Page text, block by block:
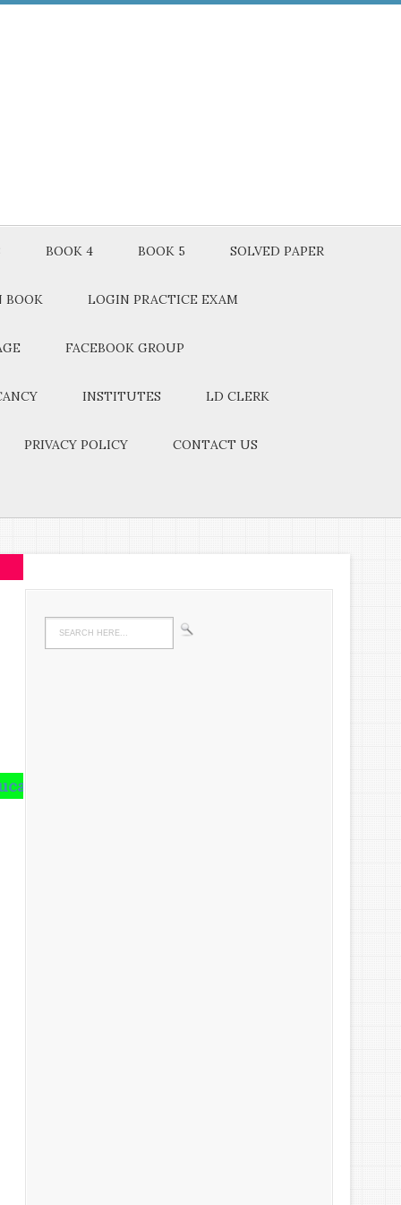
BOOK 4 BOOK 5 SOLVED PAPER
BOOK LOGIN PRACTICE EXAM
FACEBOOK GROUP
INSTITUTES LD CLERK
PRIVACY POLICY CONTACT US
not the amount of information that is put into